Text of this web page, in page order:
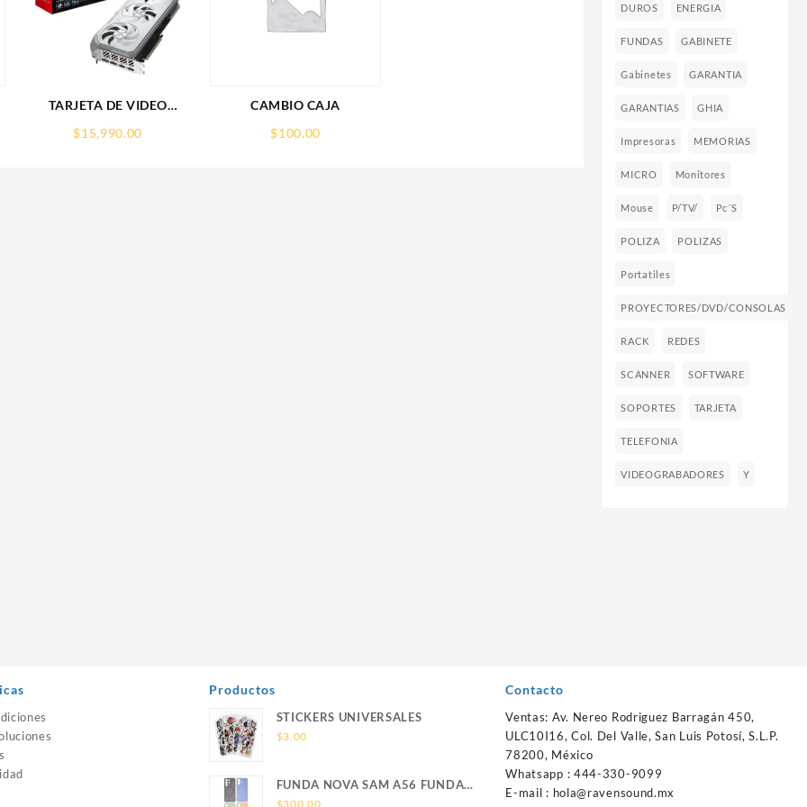
TARJETA DE VIDEO
R907XGAMINGOCICE-
$15,990.00
CAMBIO CAJA
$100.00
DUROS ENERGIA
FUNDAS GABINETE
Gabinetes GARANTIA
GARANTIAS GHIA
Impresoras MEMORIAS
MICRO Monitores
Mouse P/TV/ Pc´s
POLIZA POLIZAS
Portatiles
PROYECTORES/DVD/CONSOLAS
RACK REDES
SCANNER SOFTWARE
SOPORTES TARJETA
TELEFONIA
VIDEOGRABADORES Y
Productos
STICKERS UNIVERSALES
$3.00
FUNDA NOVA SAM A56 FUNDA
SILICONA SIN SOPORTE
$300.00
Contacto
Ventas: Av. Nereo Rodriguez Barragán 450,
ULC10I16, Col. Del Valle, San Luis Potosí, S.L.P.
78200, México
Whatsapp : 444-330-9099
E-mail : hola@ravensound.mx